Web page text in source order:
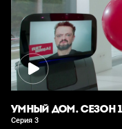
УМНЫЙ ДОМ. СЕЗОН 1
Серия 3